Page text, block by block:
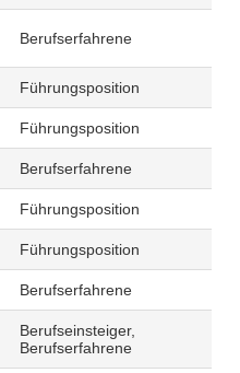
Berufserfahrene
Führungsposition
Führungsposition
Berufserfahrene
Führungsposition
Führungsposition
Berufserfahrene
Berufseinsteiger,
Berufserfahrene